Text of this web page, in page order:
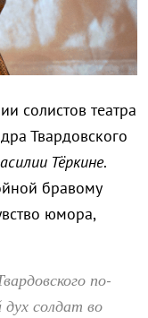
солистов театра
Твардовского
Тёркине.
бравому
юмора,
по-
солдат во